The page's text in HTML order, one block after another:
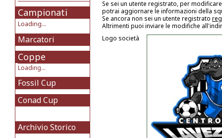
Campionati
Loading...
Marcatori
Coppe
Loading...
Fossil Cup
Conad Cup
Archivio Storico
Se sei un utente registrato, per
potrai aggiornare le informazioni della
Se ancora non sei un utente registrato
Altrimenti puoi inviare le modifiche
Logo società